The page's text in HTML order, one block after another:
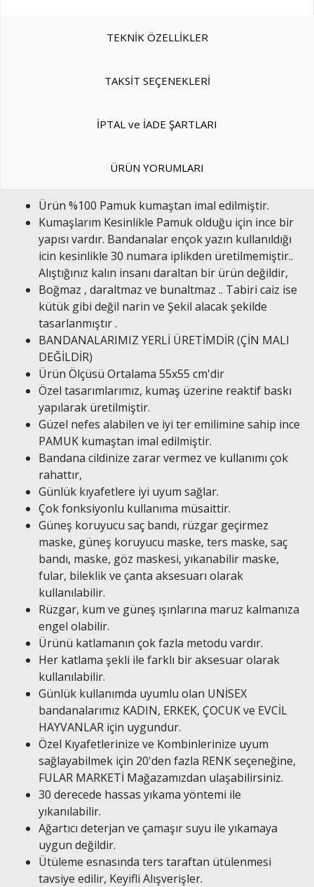
TEKNİK ÖZELLİKLER
TAKSİT SEÇENEKLERİ
İPTAL ve İADE ŞARTLARI
ÜRÜN YORUMLARI
Ürün %100 Pamuk kumaştan imal edilmiştir.
Kumaşlarım Kesinlikle Pamuk olduğu için ince bir
yapısı vardır. Bandanalar ençok yazın kullanıldığı
icin kesinlikle 30 numara iplikden üretilmemiştir..
Alıştığınız kalın insanı daraltan bir ürün değildir,
Boğmaz , daraltmaz ve bunaltmaz .. Tabiri caiz ise
kütük gibi değil narin ve Şekil alacak şekilde
tasarlanmıştır .
BANDANALARIMIZ YERLİ ÜRETİMDİR (ÇİN MALI
DEĞİLDİR)
Ürün Ölçüsü Ortalama 55x55 cm'dir
Özel tasarımlarımız, kumaş üzerine reaktif baskı
yapılarak üretilmiştir.
Güzel nefes alabilen ve iyi ter emilimine sahip ince
PAMUK kumaştan imal edilmiştir.
Bandana cildinize zarar vermez ve kullanımı çok
rahattır,
Günlük kıyafetlere iyi uyum sağlar.
Çok fonksiyonlu kullanıma müsaittir.
Güneş koruyucu saç bandı, rüzgar geçirmez
maske, güneş koruyucu maske, ters maske, saç
bandı, maske, göz maskesi, yıkanabilir maske,
fular, bileklik ve çanta aksesuarı olarak
kullanılabilir.
Rüzgar, kum ve güneş ışınlarına maruz kalmanıza
engel olabilir.
Ürünü katlamanın çok fazla metodu vardır.
Her katlama şekli ile farklı bir aksesuar olarak
kullanılabilir.
Günlük kullanımda uyumlu olan UNİSEX
bandanalarımız KADIN, ERKEK, ÇOCUK ve EVCİL
HAYVANLAR için uygundur.
Özel Kıyafetlerinize ve Kombinlerinize uyum
sağlayabilmek için 20'den fazla RENK seçeneğine,
FULAR MARKETİ Mağazamızdan ulaşabilirsiniz.
30 derecede hassas yıkama yöntemi ile
yıkanılabilir.
Ağartıcı deterjan ve çamaşır suyu ile yıkamaya
uygun değildir.
Ütüleme esnasında ters taraftan ütülenmesi
tavsiye edilir, Keyifli Alışverişler.